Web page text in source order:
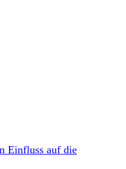
Einfluss auf die